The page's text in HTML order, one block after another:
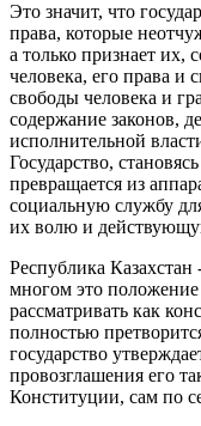
Это значит, что
права, которые
а только признает их,
человека, его права
свободы человека и
содержание законов,
исполнительной
Государство,
превращается из
социальную службу
их волю и
Республика Казахстан
многом это
рассматривать как
полностью
государство
провозглашения его
Конституции, сам по